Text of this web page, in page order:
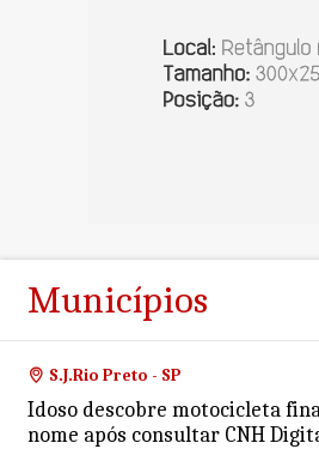
Municípios
S.J.Rio Preto - SP
Idoso descobre motocicleta
nome após consultar CNH